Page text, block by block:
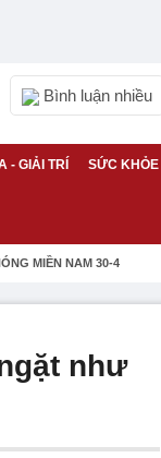
Bình luận nhiều
- GIẢI TRÍ SỨC KHỎE
MIỀN NAM 30-4
như